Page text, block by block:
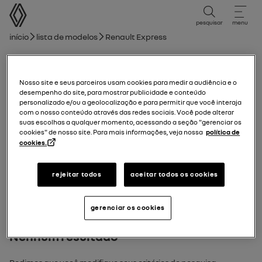
manual do usuário
pesquisar menu
Trilha de navegação
Início Lista de modelos Renault Express
new Renault Clio
15/09/2025para11/01/2026
Explorar Manual Luzes de advertência guia em PDF pesquisar
Pesquisar
Nenhum resultado
Nosso site e seus parceiros usam cookies para medir a audiência e o
desempenho do site, para mostrar publicidade e conteúdo
personalizado e/ou a geolocalização e para permitir que você interaja
com o nosso conteúdo através das redes sociais. Você pode alterar
suas escolhas a qualquer momento, acessando a seção "gerenciar os
cookies" de nosso site. Para mais informações, veja nossa política de
cookies.
rejeitar todos aceitar todos os cookies
gerenciar os cookies